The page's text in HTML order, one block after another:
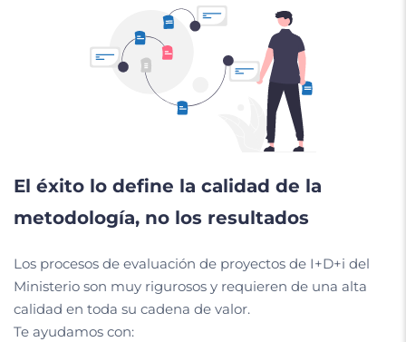
El éxito lo define la calidad de la
metodología, no los resultados
Los procesos de evaluación de proyectos de I+D+i del
Ministerio son muy rigurosos y requieren de una alta
calidad en toda su cadena de valor.
Te ayudamos con: